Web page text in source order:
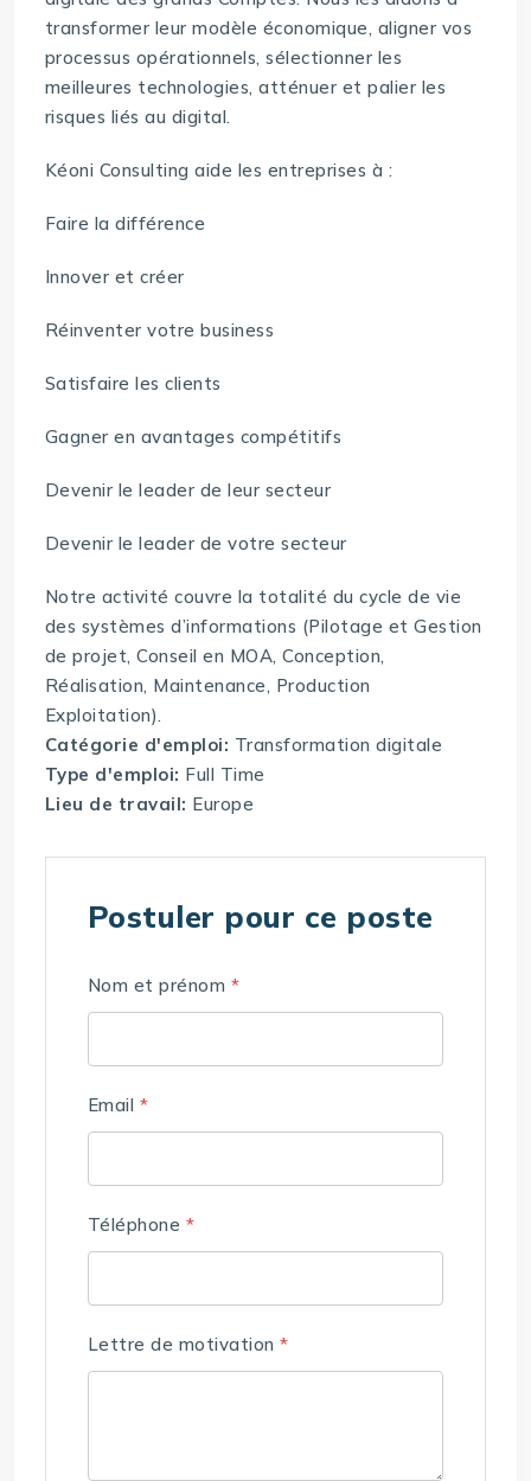
transformer leur modèle économique, aligner vos
processus opérationnels, sélectionner les
meilleures technologies, atténuer et palier les
risques liés au digital.
Kéoni Consulting aide les entreprises à :
Faire la différence
Innover et créer
Réinventer votre business
Satisfaire les clients
Gagner en avantages compétitifs
Devenir le leader de leur secteur
Devenir le leader de votre secteur
Notre activité couvre la totalité du cycle de vie
des systèmes d’informations (Pilotage et Gestion
de projet, Conseil en MOA, Conception,
Réalisation, Maintenance, Production
Exploitation).
Catégorie d'emploi: Transformation digitale
Type d'emploi: Full Time
Lieu de travail: Europe
Postuler pour ce poste
Nom et prénom *
Email *
Téléphone *
Lettre de motivation*